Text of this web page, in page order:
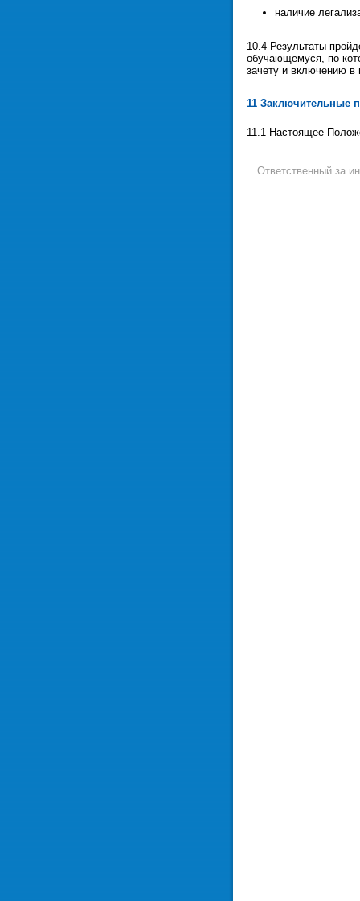
наличие
10.4 Результаты
обучающемуся, по
зачету и включению
11 Заключительные
11.1 Настоящее
Ответственный за